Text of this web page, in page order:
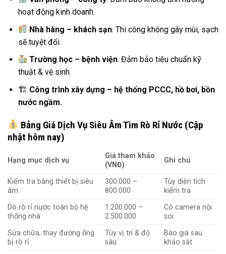
hoạt động kinh doanh.
Nhà hàng – khách sạn: Thi công không gây mùi, sạch
sẽ tuyệt đối.
Trường học – bệnh viện: Đảm bảo tiêu chuẩn kỹ
thuật & vệ sinh.
🏗 Công trình xây dựng – hệ thống PCCC, hồ bơi, bồn
nước ngầm.
Bảng Giá Dịch Vụ Siêu Âm Tìm Rò Rỉ Nước (Cập
nhật hôm nay)
Hạng mục dịch vụ
Giá tham khảo
(VNĐ)
Ghi chú
Kiểm tra bằng thiết bị siêu
âm
300.000 –
800.000
Tùy diện tích
kiểm tra
Dò rò rỉ nước toàn bộ hệ
thống nhà
1.200.000 –
2.500.000
Có camera nội
soi
Sửa chữa, thay đường ống
bị rò rỉ
Tùy vị trí & độ
sâu
Báo giá sau
khảo sát